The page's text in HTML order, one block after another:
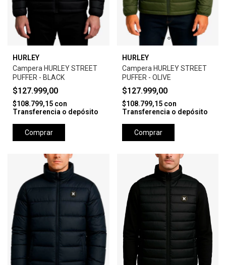
HURLEY
Campera HURLEY STREET
PUFFER - BLACK
$127.999,00
$108.799,15 con
Transferencia o depósito
Comprar
HURLEY
Campera HURLEY STREET
PUFFER - OLIVE
$127.999,00
$108.799,15 con
Transferencia o depósito
Comprar